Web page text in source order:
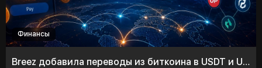
Финансы
Breez добавила переводы из биткоина в USDT и USDC через более чем 30 блокчейнов